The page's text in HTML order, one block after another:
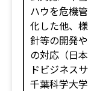
ハウを危機
化した他、
針等の開発
の対応（日
ドビジネス
千葉科学大